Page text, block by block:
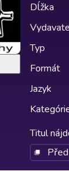
Dĺžka
Typ
Formát
Jazyk
Titul